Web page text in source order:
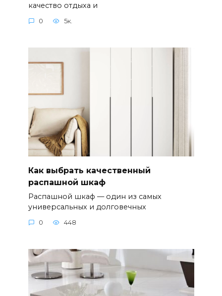
качество отдыха и
0 5к.
Как выбрать качественный
распашной шкаф
Распашной шкаф — один из самых
универсальных и долговечных
0 448